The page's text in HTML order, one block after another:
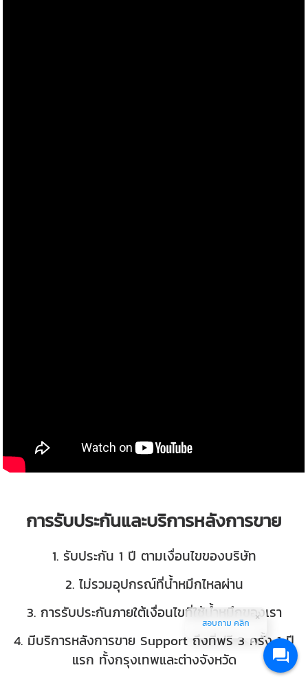
การรับประกันและบริการหลังการขาย
1. รับประกัน 1 ปี ตามเงื่อนไขของบริษัท
2. ไม่รวมอุปกรณ์ที่น้ำหมึกไหลผ่าน
3. การรับประกันภายใต้เงื่อนไขที่ใช้น้ำหมึกของเรา
4. มีบริการหลังการขาย Support ถึงที่ฟรี 3 ครั้ง 1 ปี
แรก ทั้งกรุงเทพและต่างจังหวัด
สอบถาม คลิก